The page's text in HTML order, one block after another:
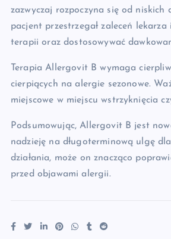
zazwyczaj rozpoczyna się od
pacjent przestrzegał zaleceń
terapii oraz dostosowywać
Terapia Allergovit B wymaga
cierpiących na alergie sezonowe.
miejscowe w miejscu wstrzyknięcia
Podsumowując, Allergovit B jest
nadzieję na długoterminową ulgę
działania, może on znacząco
przed objawami alergii.